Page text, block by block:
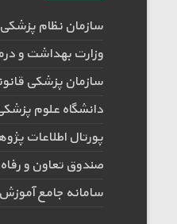
سازمان نظام
وزارت بهداشت و
سازمان پزشکی
دانشگاه علوم
پورتال اطلاعات
صندوق تعاون و رفاه
سامانه جامع